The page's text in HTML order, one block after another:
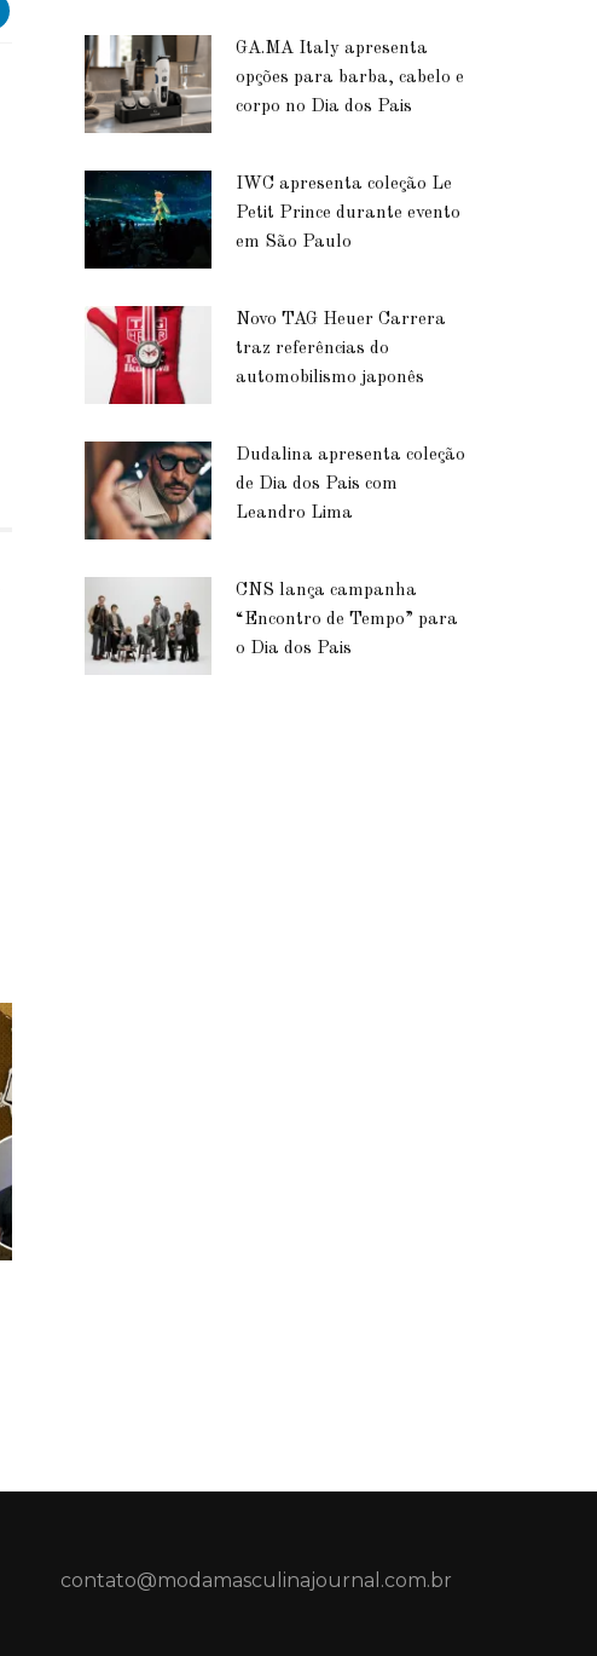
GA.MA Italy apresenta
opções para barba, cabelo e
corpo no Dia dos Pais
IWC apresenta coleção Le
Petit Prince durante evento
em São Paulo
Novo TAG Heuer Carrera
traz referências do
automobilismo japonês
Dudalina apresenta coleção
de Dia dos Pais com
Leandro Lima
CNS lança campanha
“Encontro de Tempo” para
o Dia dos Pais
contato@modamasculinajournal.com.br